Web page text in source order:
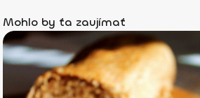
Mohlo by ťa zaujímať